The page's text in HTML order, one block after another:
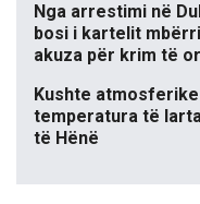
Nga arrestimi në
bosi i kartelit
akuza për krim të
Kushte
temperatura të
të Hënë